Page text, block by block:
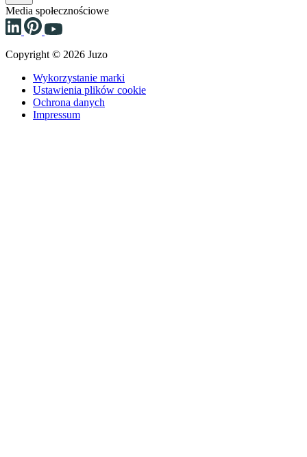
Media społecznościowe
Copyright © 2026 Juzo
Wykorzystanie marki
Ustawienia plików cookie
Ochrona danych
Impressum